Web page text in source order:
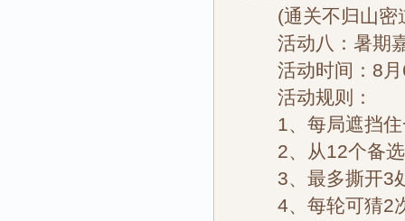
(通关不归山密
活动八：暑期嘉
活动时间：8月
活动规则：
1、每局遮挡住
2、从12个备选
3、最多撕开3处
4、每轮可猜2次